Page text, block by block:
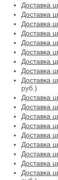
Доставка
Доставка
Доставка
Доставка
Доставка
Доставка
Доставка
Доставка
Доставка
руб.)
Доставка
Доставка
Доставка
Доставка
Доставка
Доставка
Доставка
Доставка
Доставка